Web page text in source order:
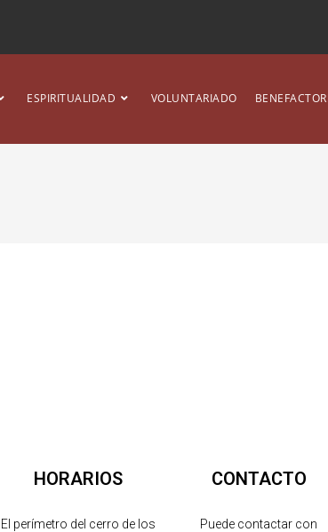
ESPIRITUALIDAD VOLUNTARIADO
HORARIOS
El perímetro del cerro de los
CONTACTO
Puede contactar con